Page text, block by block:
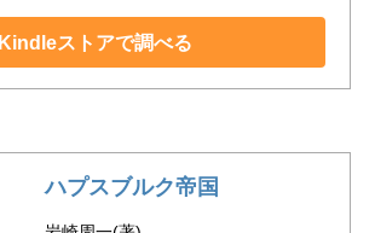
Kindleストアで調べる
ハプスブルク帝国